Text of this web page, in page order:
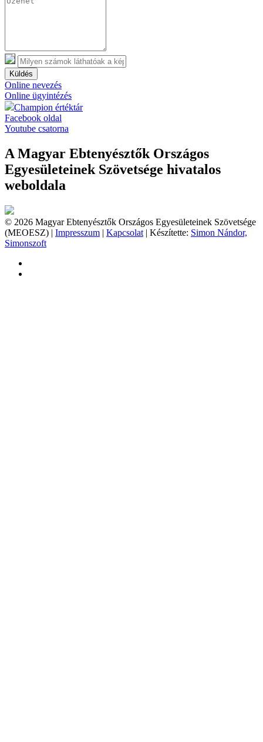
Küldés
Online nevezés
Online ügyintézés
Champion értéktár
Facebook oldal
Youtube csatorna
A Magyar Ebtenyésztők Országos
Egyesületeinek Szövetsége hivatalos
weboldala
© 2026 Magyar Ebtenyésztők Országos Egyesületeinek Szövetsége
(MEOESZ) | Impresszum | Kapcsolat | Készítette: Simon Nándor,
Simonszoft